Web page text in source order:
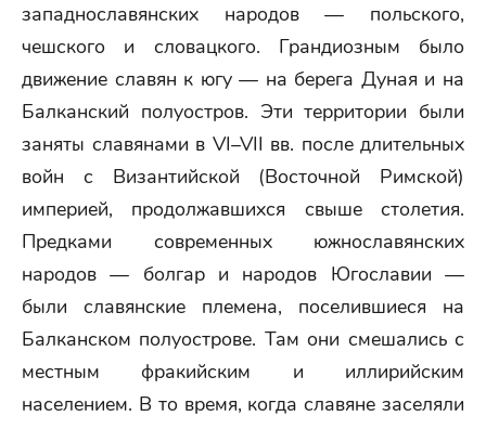
западнославянских народов — польского,
чешского и словацкого. Грандиозным было
движение славян к югу — на берега Дуная и на
Балканский полуостров. Эти территории были
заняты славянами в VI–VII вв. после длительных
войн с Византийской (Восточной Римской)
империей, продолжавшихся свыше столетия.
Предками современных южнославянских
народов — болгар и народов Югославии —
были славянские племена, поселившиеся на
Балканском полуострове. Там они смешались с
местным фракийским и иллирийским
населением. В то время, когда славяне заселяли